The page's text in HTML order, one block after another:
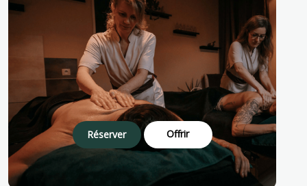
Réserver Offrir